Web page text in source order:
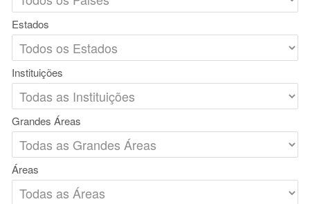
Estados
Instituições
Grandes Áreas
Áreas